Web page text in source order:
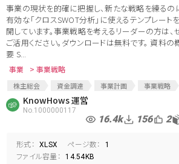
事業の現状を的確に把握し、新たな戦略を練るの
有効な「クロスSWOT分析」に使えるテンプレート
開しています。事業戦略を考えるリーダーの方は、
ご活用ください。ダウンロードは無料です。 資料の
要 S...
事業 > 事業戦略
株主総会 資金調達 事業計画
事業戦略
事業計画書
経営ビジョン
戦略策定
採用戦略
KnowHows 運営
No.1000000117
16.4k 156 2
形式： XLSX ページ数： 1
ファイル容量： 14.54KB